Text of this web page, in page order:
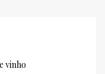
vinho